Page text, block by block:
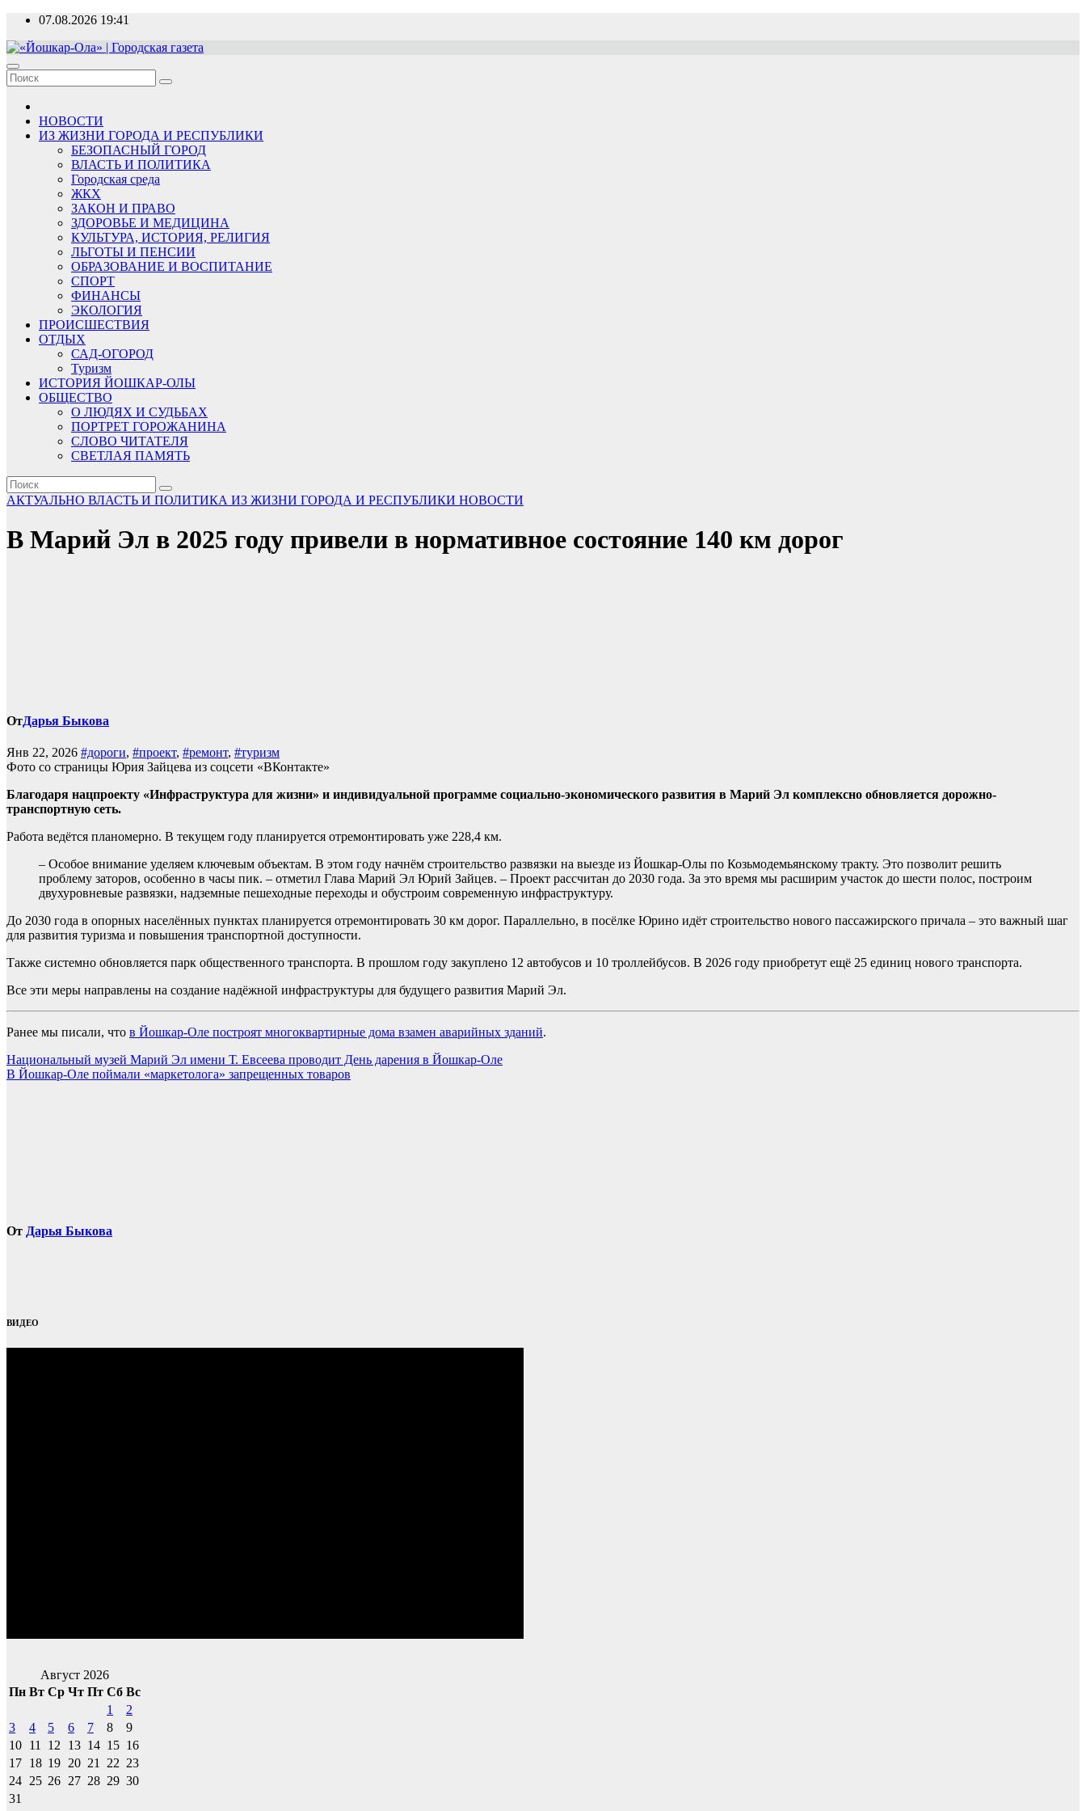
Перейти
содержимому
07.08.2026 19:41
«Йошкар-Ола» | Городская газета
Новости, события, люди
НОВОСТИ
ИЗ ЖИЗНИ ГОРОДА И РЕСПУБЛИКИ
БЕЗОПАСНЫЙ ГОРОД
ВЛАСТЬ И ПОЛИТИКА
Городская среда
ЖКХ
ЗАКОН И ПРАВО
ЗДОРОВЬЕ И МЕДИЦИНА
КУЛЬТУРА, ИСТОРИЯ, РЕЛИГИЯ
ЛЬГОТЫ И ПЕНСИИ
ОБРАЗОВАНИЕ И ВОСПИТАНИЕ
СПОРТ
ФИНАНСЫ
ЭКОЛОГИЯ
ПРОИСШЕСТВИЯ
ОТДЫХ
САД-ОГОРОД
Туризм
ИСТОРИЯ ЙОШКАР-ОЛЫ
ОБЩЕСТВО
О ЛЮДЯХ И СУДЬБАХ
ПОРТРЕТ ГОРОЖАНИНА
СЛОВО ЧИТАТЕЛЯ
СВЕТЛАЯ ПАМЯТЬ
АКТУАЛЬНО ВЛАСТЬ И ПОЛИТИКА ИЗ ЖИЗНИ ГОРОДА И РЕСПУБЛИКИ НОВОСТИ
В Марий Эл в 2025 году привели в нормативное состояние 140 км дорог
ОтДарья Быкова
Янв 22, 2026 #дороги, #проект, #ремонт, #туризм
Фото со страницы Юрия Зайцева из соцсети «ВКонтакте»
Благодаря нацпроекту «Инфраструктура для жизни» и индивидуальной программе социально-экономического развития в Марий Эл комплексно обновляется дорожно-
транспортную сеть.
Работа ведётся планомерно. В текущем году планируется отремонтировать уже 228,4 км.
– Особое внимание уделяем ключевым объектам. В этом году начнём строительство развязки на выезде из Йошкар-Олы по Козьмодемьянскому тракту. Это позволит решить
проблему заторов, особенно в часы пик. – отметил Глава Марий Эл Юрий Зайцев. – Проект рассчитан до 2030 года. За это время мы расширим участок до шести полос, построим
двухуровневые развязки, надземные пешеходные переходы и обустроим современную инфраструктуру.
До 2030 года в опорных населённых пунктах планируется отремонтировать 30 км дорог. Параллельно, в посёлке Юрино идёт строительство нового пассажирского причала – это важный шаг
для развития туризма и повышения транспортной доступности.
Также системно обновляется парк общественного транспорта. В прошлом году закуплено 12 автобусов и 10 троллейбусов. В 2026 году приобретут ещё 25 единиц нового транспорта.
Все эти меры направлены на создание надёжной инфраструктуры для будущего развития Марий Эл.
Ранее мы писали, что в Йошкар-Оле построят многоквартирные дома взамен аварийных зданий.
Навигация
по
Национальный музей Марий Эл имени Т. Евсеева проводит День дарения в Йошкар-Оле
В Йошкар-Оле поймали «маркетолога» запрещенных товаров
От Дарья Быкова
ВИДЕО
Август 2026
Пн Вт Ср Чт Пт Сб Вс
1
2
3
4 5 6 7 8
9
10 11 12 13 14 15 16
17 18 19 20 21 22 23
24 25 26 27 28 29 30
31